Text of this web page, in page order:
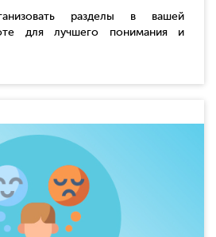
разделы в вашей
для лучшего понимания и